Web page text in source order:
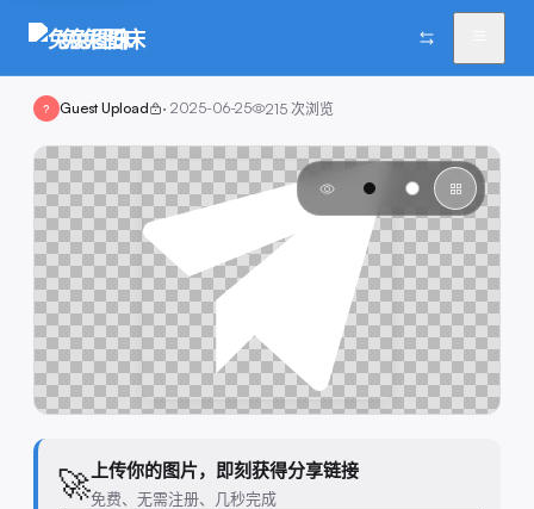
兔兔图床
? Guest Upload · 2025-06-25 215 次浏览
🚀上传你的图片，即刻获得分享链接
免费、无需注册、几秒完成